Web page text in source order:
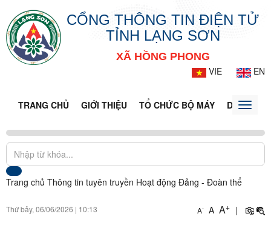
CỔNG THÔNG TIN ĐIỆN TỬ
TỈNH LẠNG SƠN
XÃ HỒNG PHONG
VIE
EN
TRANG CHỦ GIỚI THIỆU TỔ CHỨC BỘ MÁY DOANH
Toggle
Trang chủ Thông tin tuyên truyền Hoạt động Đảng - Đoàn thể
Thứ bảy, 06/06/2026 | 10:13 A- A A+ |